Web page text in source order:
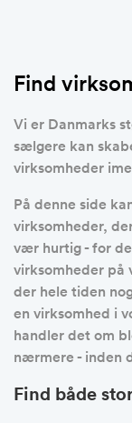
Find
Vi er Danmarks
sælgere kan
virksomheder
På denne side
virksomheder,
vær hurtig - for
virksomheder på
der hele tiden
en virksomhed i
handler det om
nærmere - inden
Find både